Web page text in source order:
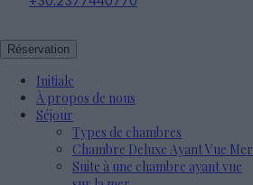
Réservation
Initiale
À propos de nous
Séjour
Types de chambres
Chambre Deluxe Ayant Vue Mer
Suite à une chambre ayant vue